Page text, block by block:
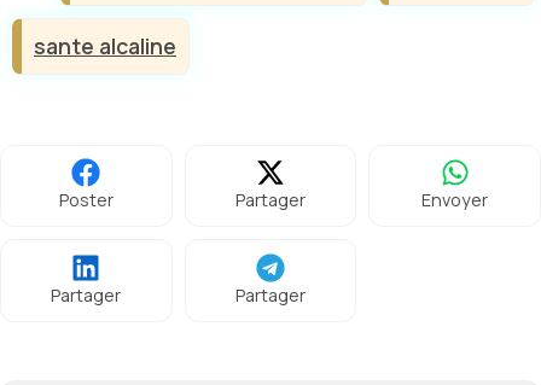
sante alcaline
Poster Partager Envoyer
Partager Partager